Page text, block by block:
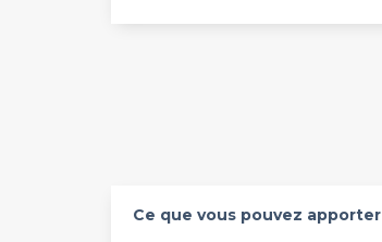
Ce que vous pouvez apporter